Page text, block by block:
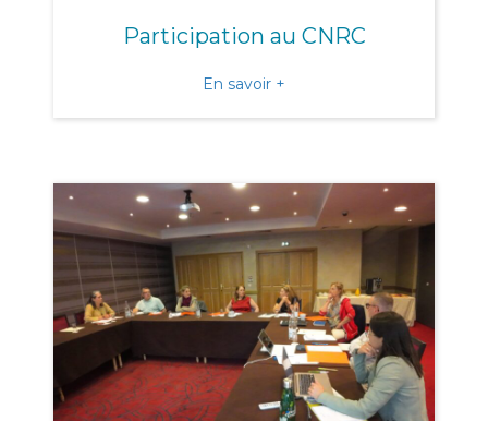
Participation au CNRC
En savoir +